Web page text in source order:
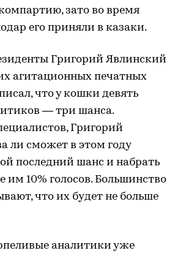
зато во время
его приняли в казаки.
Григорий Явлинский
агитационных печатных
что у кошки девять
— три шанса.
Григорий
ли сможет в этом году
последний шанс и набрать
им 10% голосов. Большинство
что их будет не больше
аналитики уже